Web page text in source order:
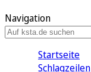
Navigation
Startseite
Schlagzeilen